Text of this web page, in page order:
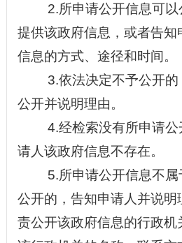
2.所申请公开信息可
提供该政府信息，或者告知
信息的方式、途径和时间。
3.依法决定不予公开
公开并说明理由。
4.经检索没有所申请
请人该政府信息不存在。
5.所申请公开信息不
公开的，告知申请人并说明
责公开该政府信息的行政机